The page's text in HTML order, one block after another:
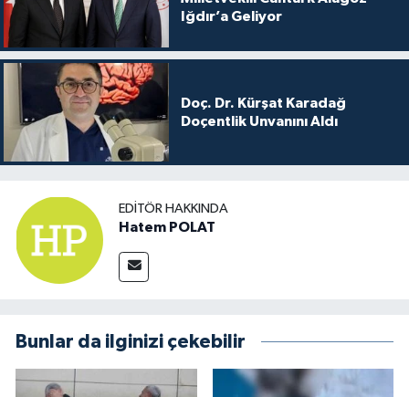
Iğdır’a Geliyor
Doç. Dr. Kürşat Karadağ
Doçentlik Unvanını Aldı
EDITÖR HAKKINDA
Hatem POLAT
Bunlar da ilginizi çekebilir